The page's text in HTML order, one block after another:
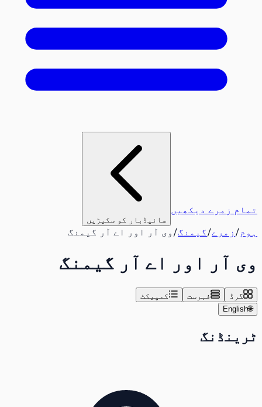
تمام زمرے دیکھیں
سائیڈبار کو سکیڑیں
ہوم /زمرے/گیمنگ/وی آر اور اے آر گیمنگ
وی آر اور اے آر گیمنگ
گرڈ فہرست کمپیکٹ
🌐
English
ٹرینڈنگ